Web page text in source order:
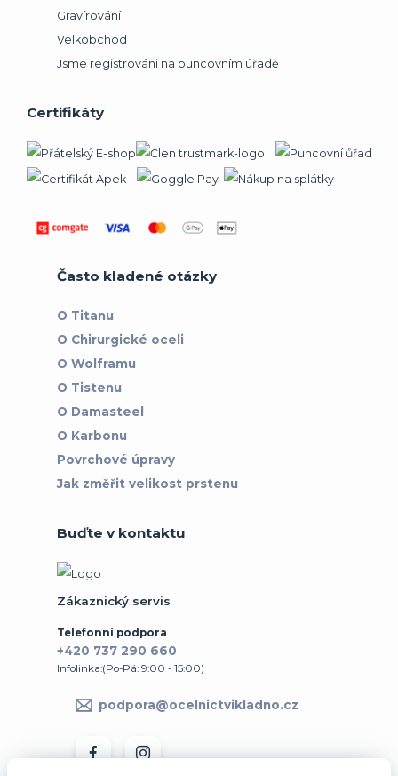
Gravírování
Velkobchod
Jsme registrováni na puncovním úřadě
Certifikáty
Často kladené otázky
O Titanu
O Chirurgické oceli
O Wolframu
O Tistenu
O Damasteel
O Karbonu
Povrchové úpravy
Jak změřit velikost prstenu
Buďte v kontaktu
Zákaznický servis
Telefonní podpora
+420 737 290 660
Infolinka:(Po-Pá: 9:00 - 15:00)
podpora@ocelnictvikladno.cz